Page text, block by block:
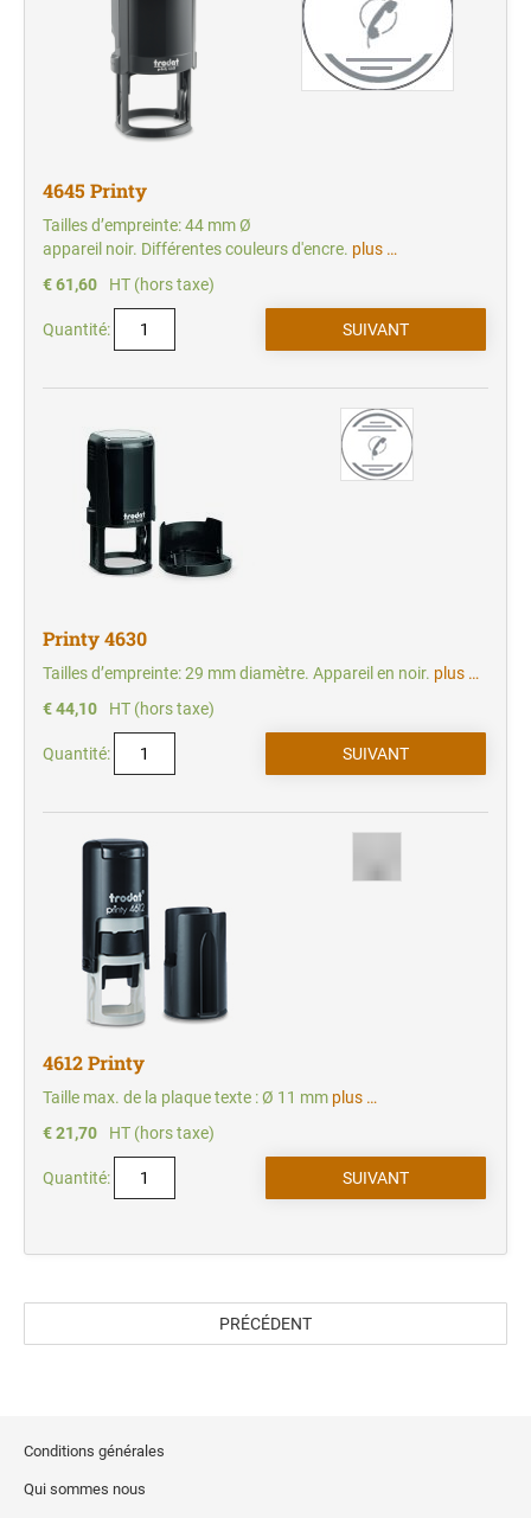
4645 Printy
Tailles d’empreinte: 44 mm Ø
appareil noir. Différentes couleurs d'encre. plus …
€ 61,60
HT (hors taxe)
Quantité:
Printy 4630
Tailles d’empreinte: 29 mm diamètre. Appareil en noir. plus …
€ 44,10
HT (hors taxe)
Quantité:
4612 Printy
Taille max. de la plaque texte : Ø 11 mm plus …
€ 21,70
HT (hors taxe)
Quantité:
PRÉCÉDENT
Conditions générales
Qui sommes nous